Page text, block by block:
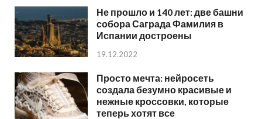
Не прошло и 140 лет: две башни
собора Саграда Фамилия в
Испании достроены
19.12.2022
Просто мечта: нейросеть
создала безумно красивые и
нежные кроссовки, которые
теперь хотят все